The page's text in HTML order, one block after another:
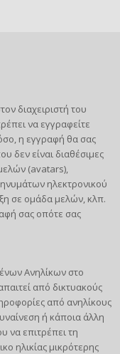
διαχειριστή του
να εγγραφείτε
η εγγραφή θα σας
δεν είναι διαθέσιμες
(avatars),
ηλεκτρονικού
σε ομάδα μελών, κλπ.
σας οπότε σας
Ανηλίκων στο
από δικτυακούς
από ανηλίκους
ή κάποια άλλη
να επιτρέπει τη
ηλικίας μικρότερης